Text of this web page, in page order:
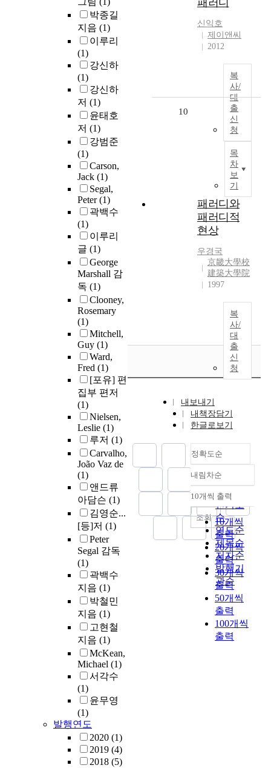
박종길
지음 (1)
이루리
(1)
강신하
(1)
강신하
저 (1)
윤태호
저 (1)
강범준
(1)
Carson,
Jack (1)
Segal,
Peter(1)
곽백수
(1)
이루리
글 (1)
George
Marshall 감
독 (1)
Clooney,
Rosemary
(1)
Mitchell,
Guy (1)
Ward,
Fred (1)
[포유] 편
집부 편저
(1)
Nielsen,
Leslie (1)
루저 (1)
Carvalho,
João Vaz de
(1)
앤드류
아담슨 (1)
김영순...
[등]저 (1)
Peter
Segal 감독
(1)
곽백수
지음 (1)
박철민
지음 (1)
고현철
지음 (1)
McKean,
Michael (1)
서각수
(1)
윤무영
(1)
발행연도
2020 (1)
2019 (4)
2018 (5)
패러디
신익호
제이앤씨
2012
복
사/
대
출
신
청
목
차
보
기
10
패러디와
패러디적
현상
우경국
京畿大學校
建築大學院
1997
복
사/
대
출
신
청
내보내기
내책장담기
한글로보기
정확도순
정확도
순
인기도
순
연도순
제목순
저자순
발행기
관순
내림차순
내림차순
10개씩 출력
10개씩
출력
20개씩
출력
30개씩
출력
50개씩
출력
100개씩
출력
조회